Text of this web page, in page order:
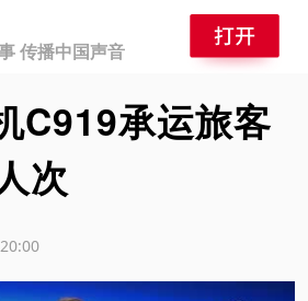
传播中国声音
C919承运旅客
次